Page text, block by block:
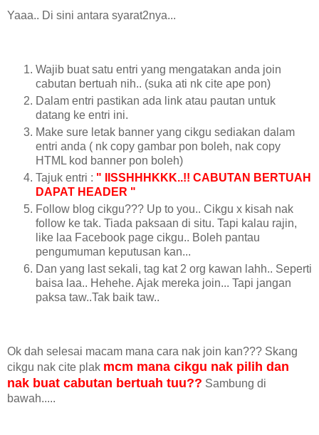
Yaaa.. Di sini antara syarat2nya...
Wajib buat satu entri yang mengatakan anda join
cabutan bertuah nih.. (suka ati nk cite ape pon)
Dalam entri pastikan ada link atau pautan untuk
datang ke entri ini.
Make sure letak banner yang cikgu sediakan dalam
entri anda ( nk copy gambar pon boleh, nak copy
HTML kod banner pon boleh)
Tajuk entri : " IISSHHHKKK..!! CABUTAN BERTUAH
DAPAT HEADER "
Follow blog cikgu??? Up to you.. Cikgu x kisah nak
follow ke tak. Tiada paksaan di situ. Tapi kalau rajin,
like laa Facebook page cikgu.. Boleh pantau
pengumuman keputusan kan...
Dan yang last sekali, tag kat 2 org kawan lahh.. Seperti
baisa laa.. Hehehe. Ajak mereka join... Tapi jangan
paksa taw..Tak baik taw..
Ok dah selesai macam mana cara nak join kan??? Skang
cikgu nak cite plak mcm mana cikgu nak pilih dan
nak buat cabutan bertuah tuu?? Sambung di
bawah.....